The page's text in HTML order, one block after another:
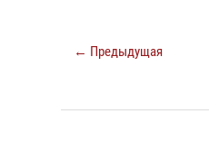
← Предыдущая